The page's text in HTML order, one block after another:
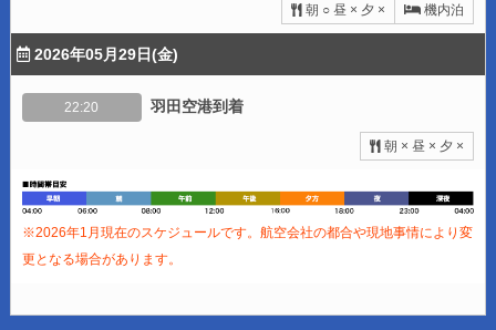
機内泊
朝 ○ 昼 × 夕 ×
2026年05月29日(金)
22:20 羽田空港到着
朝 × 昼 × 夕 ×
※2026年1月現在のスケジュールです。航空会社の都合や現地事情により変
更となる場合があります。